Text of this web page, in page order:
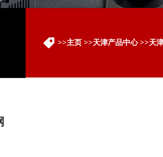
>>主页 >>天津产品中心>>天